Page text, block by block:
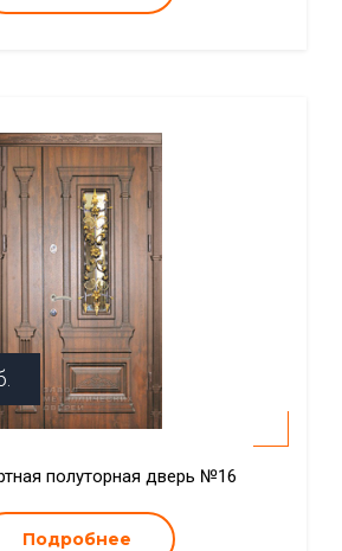
полуторная дверь №16
Подробнее